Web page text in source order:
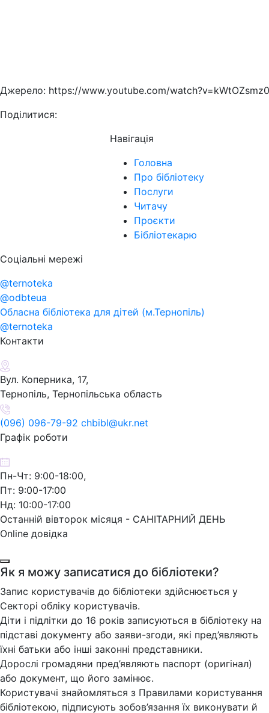
Джерело: https://www.youtube.com/
Поділитися:
Навігація
Головна
Про бібліотеку
Послуги
Читачу
Проєкти
Бібліотекарю
Соціальні мережі
@ternoteka
@odbteua
Обласна бібліотека для дітей (м.Тернопіль)
@ternoteka
Контакти
Вул. Коперника, 17,
Тернопіль, Тернопільська область
(096) 096-79-92 chbibl@ukr.net
Графік роботи
Пн-Чт: 9:00-18:00,
Пт: 9:00-17:00
Нд: 10:00-17:00
Останній вівторок місяця - САНІТАРНИЙ ДЕНЬ
Online довідка
Як я можу записатися до бібліотеки?
Запис користувачів до бібліотеки здійснюється у
Секторі обліку користувачів.
Діти і підлітки до 16 років записуються в бібліотеку на
підставі документу або заяви-згоди, які пред’являють
їхні батьки або інші законні представники.
Дорослі громадяни пред’являють паспорт (оригінал)
або документ, що його замінює.
Користувачі знайомляться з Правилами користування
бібліотекою, підписують зобов’язання їх виконувати й